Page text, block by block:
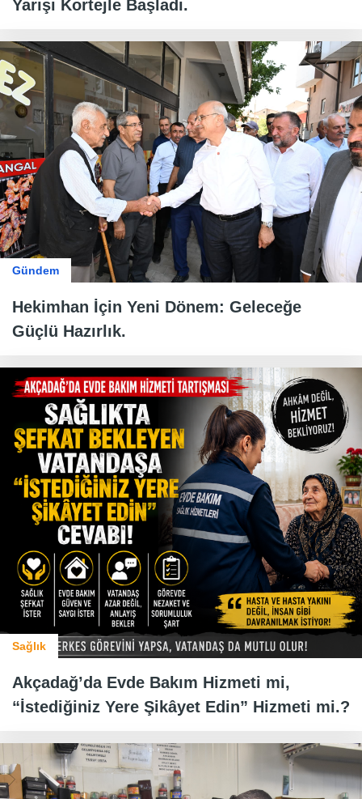
Yarışı Kortejle Başladı.
Gündem
Hekimhan İçin Yeni Dönem: Geleceğe
Güçlü Hazırlık.
Sağlık
Akçadağ’da Evde Bakım Hizmeti mi,
“İstediğiniz Yere Şikâyet Edin” Hizmeti mi.?